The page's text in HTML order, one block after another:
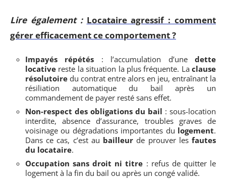
Lire également : Locataire agressif : comment
gérer efficacement ce comportement ?
Impayés répétés : l’accumulation d’unedette
locative reste la situation la plus fréquente. La clause
résolutoire du contrat entre alors en jeu, entraînant la
résiliation automatique du bail après un
commandement de payer resté sans effet.
Non-respect des obligations du bail : sous-location
interdite, absence d’assurance, troubles graves de
voisinage ou dégradations importantes du logement.
Dans ce cas, c’est au bailleur de prouver lesfautes
du locataire.
Occupation sans droit ni titre : refus de quitter le
logement à la fin du bail ou après un congé validé.